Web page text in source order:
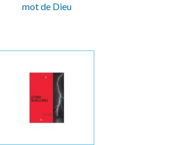
mot de Dieu